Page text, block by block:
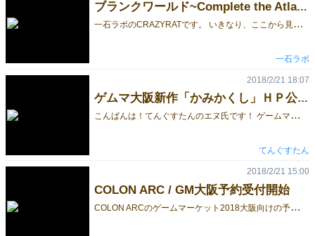
ブランクワールド~Complete the Atlas~ができるまで 4
一
石ラボのCRAZYRATです。 いきなり、ここから見てしまった方は、続きものとなっておりますので、ぜひ1からご覧ください。 さて、このゲームを作り始めた当初、開発コードとして、「天空を支えし者」というタイトルを付けました。 ギリシア神話で、天空を支える巨神、アトラス。 ヘラクレスの12の功業の11番目、黄金の林檎の逸話にも登場する神様であり、地図帳を表す英語のアトラスは、地理学者メルカトルが、地図帳の表紙にこのアトラスの絵を描いたため、とも言われています。 （異説では、この絵は古代アフリカの地中海沿岸にあった王国マウレタニアの伝説的な王アトラスである、との情報もあります。） この名前は、とても気に入っているのですが、謎掛けが効きすぎていて、THE ATLASを知らない方には全く何のことかわからない、タイトルからゲームのイメージが湧き難い、という事で、最終的には没になります。 しかしその名残は、ゲームボードの左上に、天球を肩に担いだ巨人のシルエットと、黄金の林檎のイラストとして、残っています。 THE ATLASをご存知の方が、このイラストに気付いて、「このゲームはTHE ATLASのオマージュなんだな」とほくそ笑んでくれたら嬉しいですね。 そんな感じで、アナログゲーム「天空を支えし者（仮）」を作り始めた私ですが、2つの致命的な欠点がありました。 1つは絵が描けないこと。しかし、イラストを外注するほど、制作費はありません。 もう1つは、印刷用データを作るためのツールを使ったことがなかったこと。最初は、自分が最も使い慣れたツールである、EXCELでデータの作成を始めたのでした。
一石ラボ
ゲムマ大阪新作「かみかくし」ＨＰ公開！
こ
んばんは！てんぐすたんのエヌ氏です！ ゲームマーケット2018大阪で頒布予定の新作「かみかくし」の紹介ＨＰが完成しました！ キャラクターやゲーム概要が載っていますので、ぜひご覧ください！ かみかくし紹介ＨＰ また、今後の予定としてゲームマーケット公式のブログを通じて、カードの詳しい紹介やゲームの情報などを定期的に更新する予定です！ 次の更新は来週の予定です！お楽しみに！
2018/2/21 18:07
てんぐすたん
COLON ARC / GM大阪予約受付開始
C
OLON ARCのゲームマーケット2018大阪向けの予約を開始しました。 ※Google Formへ移動します。 新作予約特典があります。当日はありませんので、気になっている方は予約だけでもお願いします。 締め切りは3/26(月)までとなります。予約限定で通販にも対応します。詳しくは予約サイトへ！ 新作シリーズ3冊セット（予約のみ） シュピールシュテルン2018、2017、ワーカープレイスメントブック2016 1,200円 予約受付タイトル一覧 【大阪新作】シュピールシュテルン2018 500円 【秋新作】ヒト＋イロ ～この色なに色～ 1,800円 【秋新作】 大どろぼうは街影に 1,800円 【春新作】ヌビア 3,200円 ボン・ヴォヤージュ 1,800円 トゥーアンリミテッド 2,200円 大どろぼうとズルい騎士 2,200円 リスボン、世界への扉 3,000円←3,700円（限定数値引き！） バルーンチャレンジ 2,200円 シュピールシュテルン2017 500円 ワーカープレイスメントブック2016 500円 では当日、一体型ブースにてお待ちしております! (一体型なのでお試しで遊べますよー）
2018/2/21 15:00